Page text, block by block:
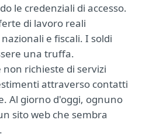
le credenziali di accesso.
di lavoro reali
e fiscali. I soldi
una truffa.
richieste di servizi
attraverso contatti
Al giorno d'oggi, ognuno
sito web che sembra